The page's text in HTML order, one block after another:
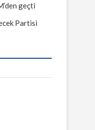
geçti
Partisi